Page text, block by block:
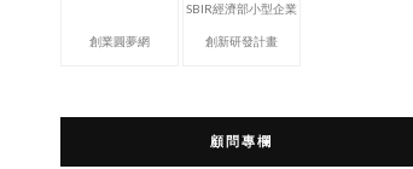
創業圓夢網
SBIR經濟部小型企業
創新研發計畫
顧問專欄